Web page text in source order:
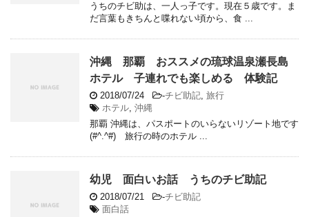
うちのチビ助は、一人っ子です。現在５歳です。ま
だ言葉もきちんと喋れない頃から、食 ...
沖縄 那覇 おススメの琉球温泉瀬長島
ホテル 子連れでも楽しめる 体験記
2018/07/24 -チビ助記, 旅行
ホテル, 沖縄
那覇 沖縄は、パスポートのいらないリゾート地です
(#^.^#) 旅行の時のホテル ...
幼児 面白いお話 うちのチビ助記
2018/07/21 -チビ助記
面白話